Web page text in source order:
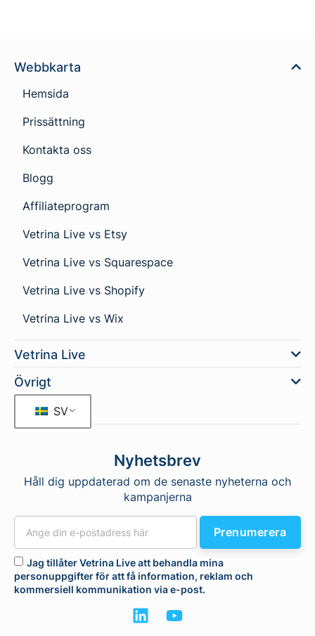
Webbkarta
Hemsida
Prissättning
Kontakta oss
Blogg
Affiliateprogram
Vetrina Live vs Etsy
Vetrina Live vs Squarespace
Vetrina Live vs Shopify
Vetrina Live vs Wix
Vetrina Live
Övrigt
SV
Nyhetsbrev
Håll dig uppdaterad om de senaste nyheterna och
kampanjerna
Jag tillåter Vetrina Live att behandla mina
personuppgifter för att få information, reklam och
kommersiell kommunikation via e-post.
Prenumerera